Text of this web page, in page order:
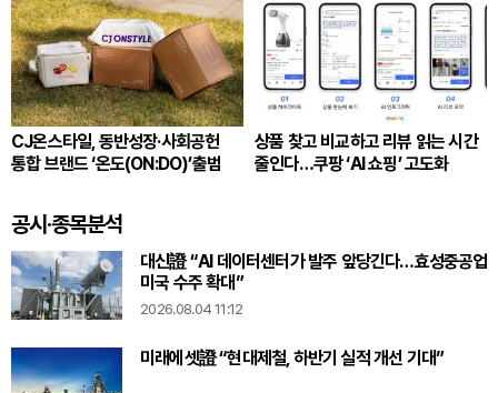
CJ온스타일, 동반성장·사회공헌
통합 브랜드 ‘온도(ON:DO)’출범
상품 찾고 비교하고 리뷰 읽는 시간
줄인다…쿠팡 ‘AI 쇼핑’ 고도화
공시·종목분석
대신證 “AI 데이터센터가 발주 앞당긴다…효성중공업
미국 수주 확대”
2026.08.04 11:12
미래에셋證 “현대제철, 하반기 실적 개선 기대”